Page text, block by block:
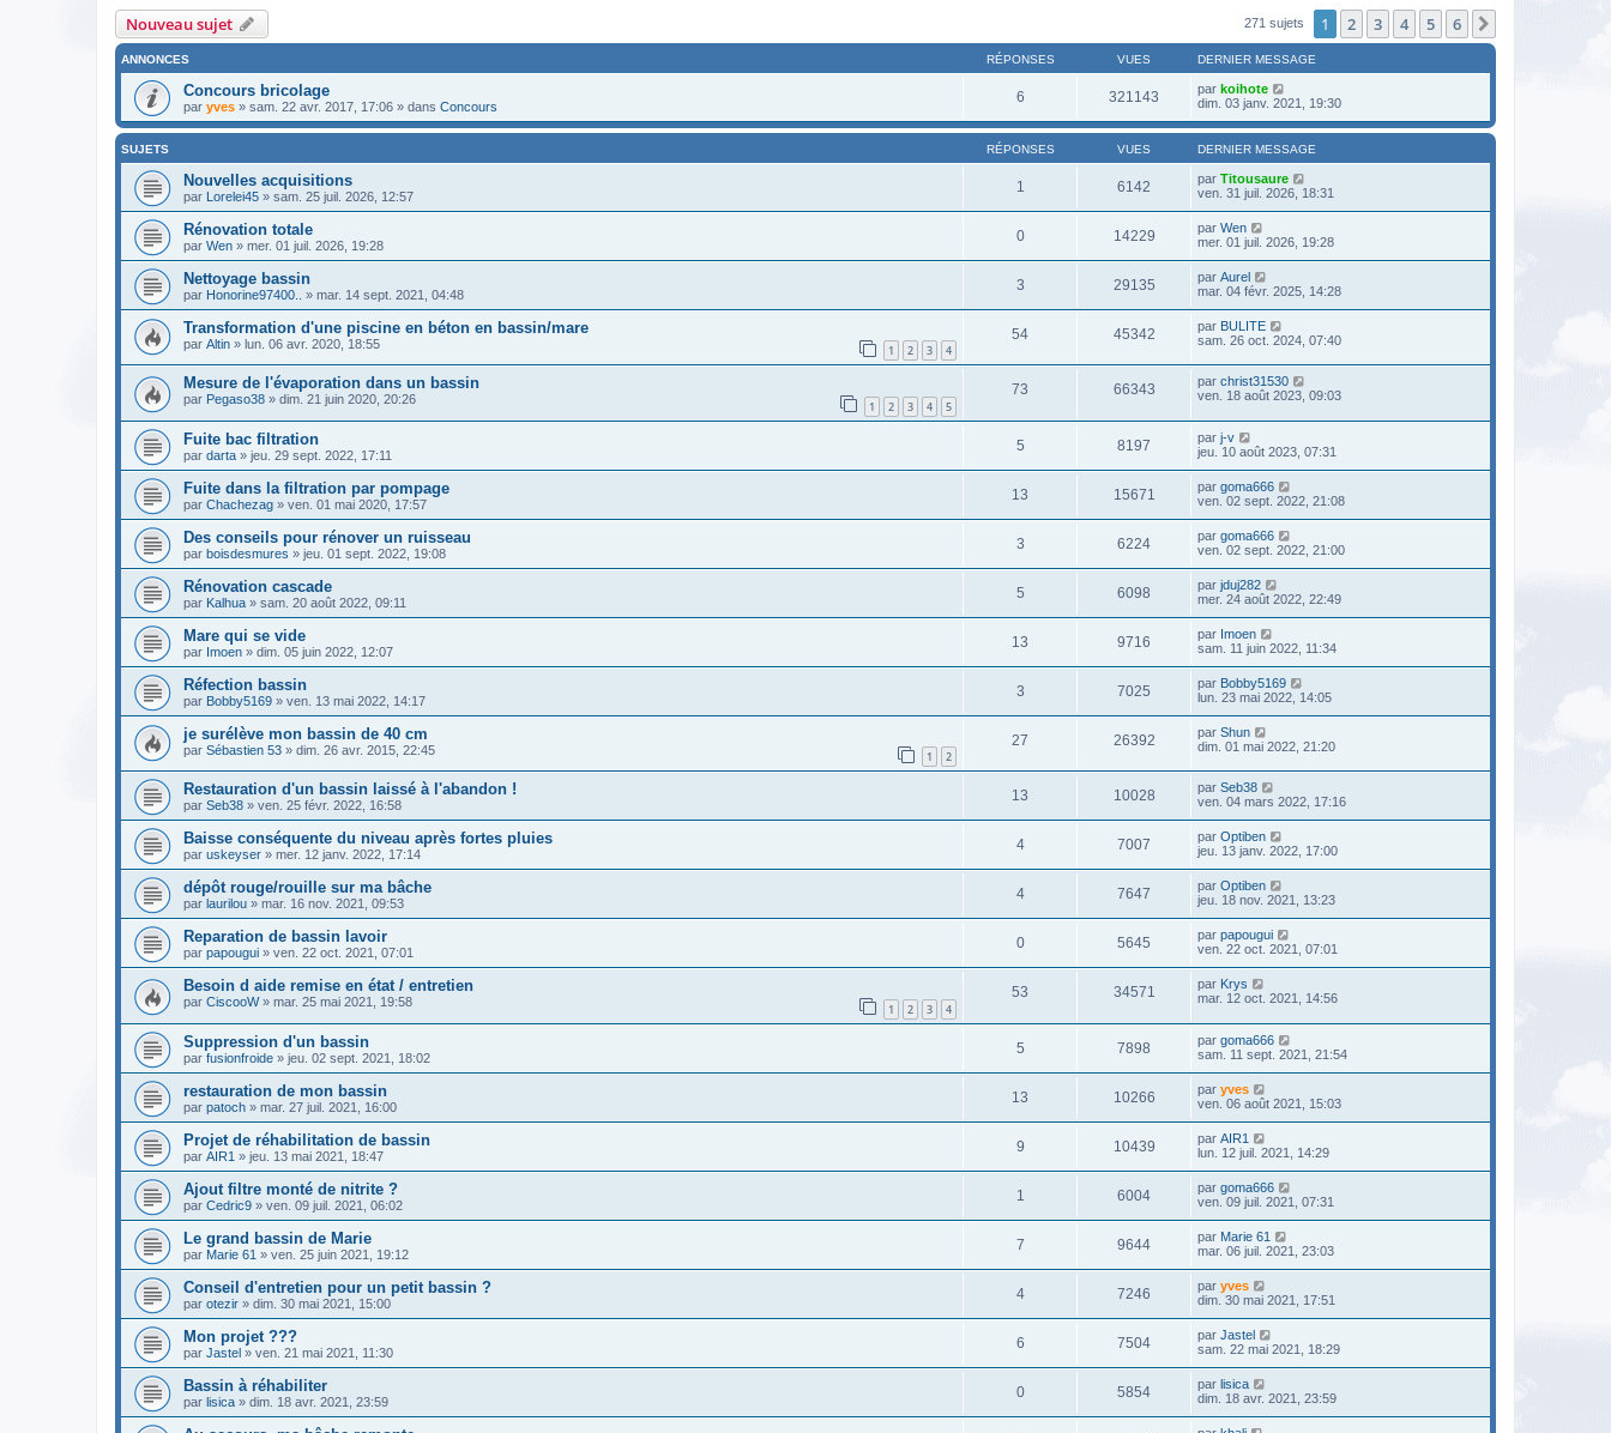
Nouveau sujet 271 sujets 1 2 3 4 5 6
ANNONCES RÉPONSES VUES DERNIER MESSAGE
Concours bricolage
par yves » sam. 22 avr. 2017, 17:06 » dans Concours
6 321143 par koihote
dim. 03 janv. 2021, 19:30
SUJETS RÉPONSES VUES DERNIER MESSAGE
Nouvelles acquisitions
par Lorelei45 » sam. 25 juil. 2026, 12:57
1 6142 par Titousaure
ven. 31 juil. 2026, 18:31
Rénovation totale
par Wen » mer. 01 juil. 2026, 19:28
0 14229 par Wen
mer. 01 juil. 2026, 19:28
Nettoyage bassin
par Honorine97400.. » mar. 14 sept. 2021, 04:48
3 29135 par Aurel
mar. 04 févr. 2025, 14:28
Transformation d'une piscine en béton en bassin/mare
par Altin » lun. 06 avr. 2020, 18:55 1 2 3 4
54 45342 par BULITE
sam. 26 oct. 2024, 07:40
Mesure de l'évaporation dans un bassin
par Pegaso38 » dim. 21 juin 2020, 20:26 1 2 3 4 5
73 66343 par christ31530
ven. 18 août 2023, 09:03
Fuite bac filtration
par darta » jeu. 29 sept. 2022, 17:11
5 8197 par j-v
jeu. 10 août 2023, 07:31
Fuite dans la filtration par pompage
par Chachezag » ven. 01 mai 2020, 17:57
13 15671 par goma666
ven. 02 sept. 2022, 21:08
Des conseils pour rénover un ruisseau
par boisdesmures » jeu. 01 sept. 2022, 19:08
3 6224 par goma666
ven. 02 sept. 2022, 21:00
Rénovation cascade
par Kalhua » sam. 20 août 2022, 09:11
5 6098 par jduj282
mer. 24 août 2022, 22:49
Mare qui se vide
par Imoen » dim. 05 juin 2022, 12:07
13 9716 par Imoen
sam. 11 juin 2022, 11:34
Réfection bassin
par Bobby5169 » ven. 13 mai 2022, 14:17
3 7025 par Bobby5169
lun. 23 mai 2022, 14:05
je surélève mon bassin de 40 cm
par Sébastien 53 » dim. 26 avr. 2015, 22:45 1 2
27 26392 par Shun
dim. 01 mai 2022, 21:20
Restauration d'un bassin laissé à l'abandon !
par Seb38 » ven. 25 févr. 2022, 16:58
13 10028 par Seb38
ven. 04 mars 2022, 17:16
Baisse conséquente du niveau après fortes pluies
par uskeyser » mer. 12 janv. 2022, 17:14
4 7007 par Optiben
jeu. 13 janv. 2022, 17:00
dépôt rouge/rouille sur ma bâche
par laurilou » mar. 16 nov. 2021, 09:53
4 7647 par Optiben
jeu. 18 nov. 2021, 13:23
Reparation de bassin lavoir
par papougui » ven. 22 oct. 2021, 07:01
0 5645 par papougui
ven. 22 oct. 2021, 07:01
Besoin d aide remise en état / entretien
par CiscooW» mar. 25 mai 2021, 19:58 1 2 3 4
53 34571 par Krys
mar. 12 oct. 2021, 14:56
Suppression d'un bassin
par fusionfroide » jeu. 02 sept. 2021, 18:02
5 7898 par goma666
sam. 11 sept. 2021, 21:54
restauration de mon bassin
par patoch » mar. 27 juil. 2021, 16:00
13 10266 par yves
ven. 06 août 2021, 15:03
Projet de réhabilitation de bassin
par AIR1 » jeu. 13 mai 2021, 18:47
9 10439 par AIR1
lun. 12 juil. 2021, 14:29
Ajout filtre monté de nitrite ?
par Cedric9 » ven. 09 juil. 2021, 06:02
1 6004 par goma666
ven. 09 juil. 2021, 07:31
Le grand bassin de Marie
par Marie 61 » ven. 25 juin 2021, 19:12
7 9644 par Marie 61
mar. 06 juil. 2021, 23:03
Conseil d'entretien pour un petit bassin ?
par otezir » dim. 30 mai 2021, 15:00
4 7246 par yves
dim. 30 mai 2021, 17:51
Mon projet ???
par Jastel » ven. 21 mai 2021, 11:30
6 7504 par Jastel
sam. 22 mai 2021, 18:29
Bassin à réhabiliter
par lisica » dim. 18 avr. 2021, 23:59
0 5854 par lisica
dim. 18 avr. 2021, 23:59